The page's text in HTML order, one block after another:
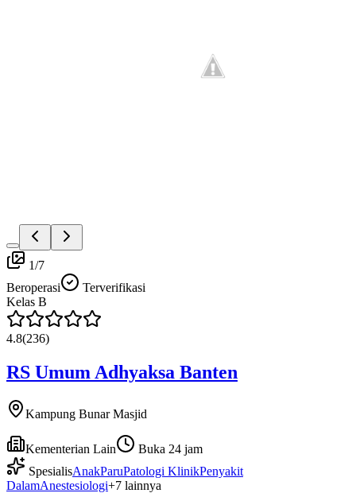
1/7
Beroperasi
Terverifikasi
Kelas B
4.8(236)
RS Umum Adhyaksa Banten
Kampung Bunar Masjid
Kementerian Lain
Buka 24 jam
SpesialisAnakParuPatologi KlinikPenyakit
DalamAnestesiologi+7 lainnya